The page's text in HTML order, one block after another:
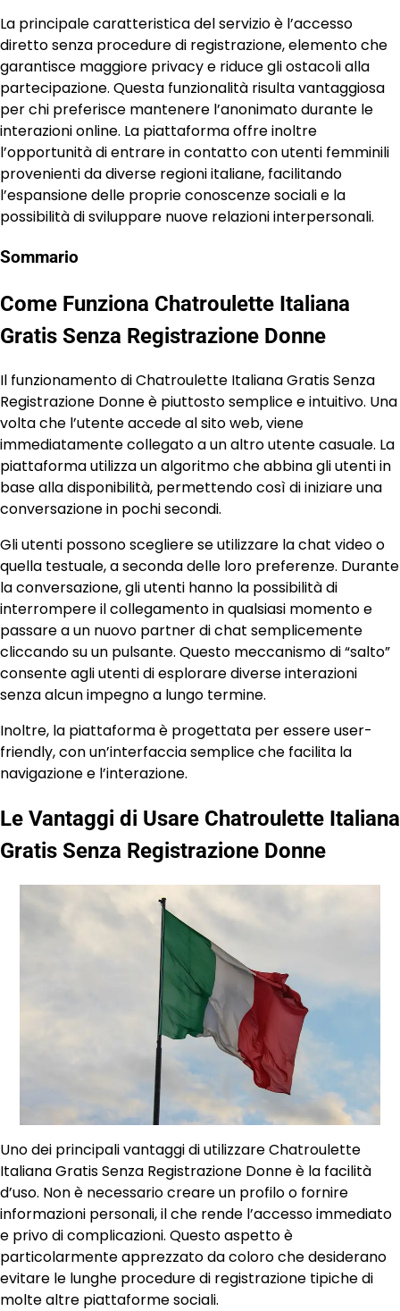
La principale caratteristica del servizio è l’accesso
diretto senza procedure di registrazione, elemento che
garantisce maggiore privacy e riduce gli ostacoli alla
partecipazione. Questa funzionalità risulta vantaggiosa
per chi preferisce mantenere l’anonimato durante le
interazioni online. La piattaforma offre inoltre
l’opportunità di entrare in contatto con utenti femminili
provenienti da diverse regioni italiane, facilitando
l’espansione delle proprie conoscenze sociali e la
possibilità di sviluppare nuove relazioni interpersonali.
Sommario
Come Funziona Chatroulette Italiana
Gratis Senza Registrazione Donne
Il funzionamento di Chatroulette Italiana Gratis Senza
Registrazione Donne è piuttosto semplice e intuitivo. Una
volta che l’utente accede al sito web, viene
immediatamente collegato a un altro utente casuale. La
piattaforma utilizza un algoritmo che abbina gli utenti in
base alla disponibilità, permettendo così di iniziare una
conversazione in pochi secondi.
Gli utenti possono scegliere se utilizzare la chat video o
quella testuale, a seconda delle loro preferenze. Durante
la conversazione, gli utenti hanno la possibilità di
interrompere il collegamento in qualsiasi momento e
passare a un nuovo partner di chat semplicemente
cliccando su un pulsante. Questo meccanismo di “salto”
consente agli utenti di esplorare diverse interazioni
senza alcun impegno a lungo termine.
Inoltre, la piattaforma è progettata per essere user-
friendly, con un’interfaccia semplice che facilita la
navigazione e l’interazione.
Le Vantaggi di Usare Chatroulette Italiana
Gratis Senza Registrazione Donne
Uno dei principali vantaggi di utilizzare Chatroulette
Italiana Gratis Senza Registrazione Donne è la facilità
d’uso. Non è necessario creare un profilo o fornire
informazioni personali, il che rende l’accesso immediato
e privo di complicazioni. Questo aspetto è
particolarmente apprezzato da coloro che desiderano
evitare le lunghe procedure di registrazione tipiche di
molte altre piattaforme sociali.